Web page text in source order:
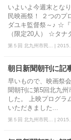
いよいよ今週末とな
民映画祭！ ２つのプ
ダユキ監督祭～♪ ☆
（限定20人） ☆タナ
第５回 北九州市民... |
朝日新聞朝刊に記
早いもので、映画祭
聞朝刊に第5回北九州
した。 上映プログラ
いただきました...
第５回 北九州市民... |